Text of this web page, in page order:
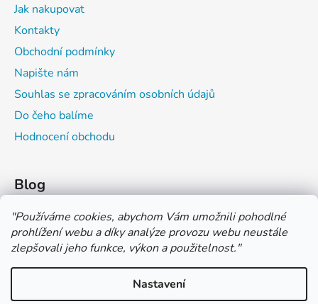
"Používáme cookies, abychom Vám umožnili pohodlné
prohlížení webu a díky analýze provozu webu neustále
zlepšovali jeho funkce, výkon a použitelnost."
Nastavení
*** TUČNĚ ZVÝRAZNĚNÁ CENA U PRODUKTU JE CENA BEZ DPH
*** Vážení zákazníci, pokud při objednávce zvolíte platbu "PLATBA
Jak nakupovat
Kontakty
Obchodní podmínky
Napište nám
Souhlas se zpracováním osobních údajů
Do čeho balíme
Hodnocení obchodu
Blog
Čím můžeš psát do sešitu?
Jak na číslování sešitů
Značení tvrdosti grafitových tužek